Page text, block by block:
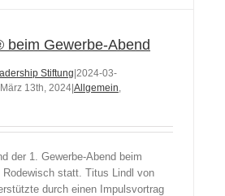
beim Gewerbe-Abend
Stiftung 2024-03-
März 13th, 2024 Allgemein,
der 1. Gewerbe-Abend beim
Rodewisch statt. Titus Lindl von
durch einen Impulsvortrag